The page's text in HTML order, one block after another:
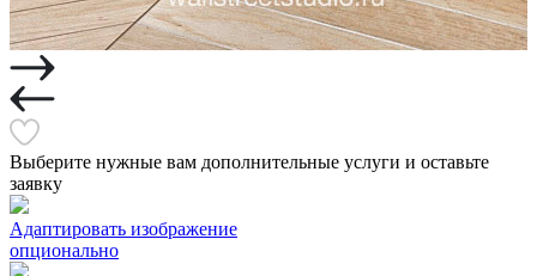
Выберите нужные вам дополнительные услуги и оставьте
заявку
Адаптировать изображение
опционально